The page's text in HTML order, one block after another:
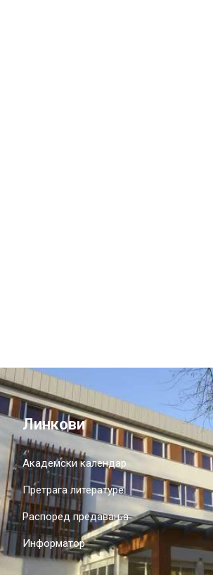
Линкови
Академски календар
Претрага литературе
Распоред предавања
Информатор